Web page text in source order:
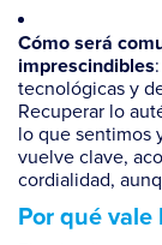
Cómo será
imprescindibles
tecnológicas y
Recuperar lo
lo que sentimos
vuelve clave,
cordialidad,
Por qué